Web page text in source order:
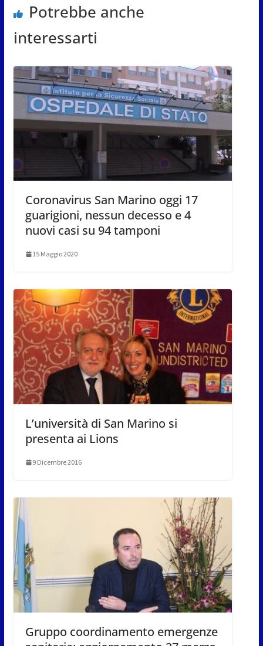
Potrebbe anche
interessarti
Coronavirus San Marino oggi 17
guarigioni, nessun decesso e 4
nuovi casi su 94 tamponi
15 Maggio 2020
L’università di San Marino si
presenta ai Lions
9 Dicembre 2016
Gruppo coordinamento emergenze